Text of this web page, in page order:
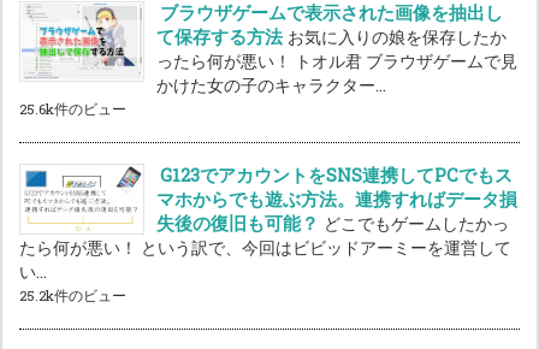
ブラウザゲームで表示された画像を抽出し
て保存する方法 お気に入りの娘を保存したか
ったら何が悪い！ トオル君 ブラウザゲームで見
かけた女の子のキャラクター...
25.6k件のビュー
G123でアカウントをSNS連携してPCでもス
マホからでも遊ぶ方法。連携すればデータ損
失後の復旧も可能？ どこでもゲームしたかっ
たら何が悪い！ という訳で、今回はビビッドアーミーを運営して
い...
25.2k件のビュー